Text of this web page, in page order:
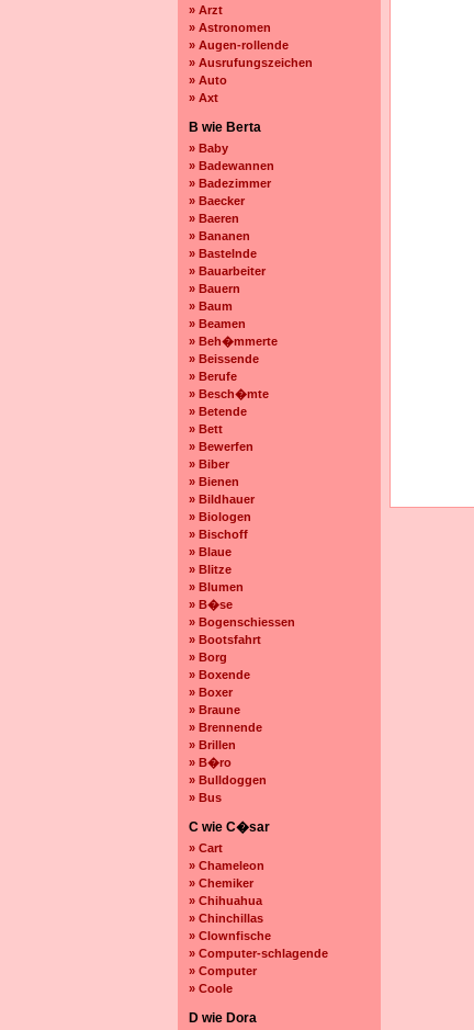
» Arzt
» Astronomen
» Augen-rollende
» Ausrufungszeichen
» Auto
» Axt
B wie Berta
» Baby
» Badewannen
» Badezimmer
» Baecker
» Baeren
» Bananen
» Bastelnde
» Bauarbeiter
» Bauern
» Baum
» Beamen
» Beh�mmerte
» Beissende
» Berufe
» Besch�mte
» Betende
» Bett
» Bewerfen
» Biber
» Bienen
» Bildhauer
» Biologen
» Bischoff
» Blaue
» Blitze
» Blumen
» B�se
» Bogenschiessen
» Bootsfahrt
» Borg
» Boxende
» Boxer
» Braune
» Brennende
» Brillen
» B�ro
» Bulldoggen
» Bus
C wie C�sar
» Cart
» Chameleon
» Chemiker
» Chihuahua
» Chinchillas
» Clownfische
» Computer-schlagende
» Computer
» Coole
D wie Dora